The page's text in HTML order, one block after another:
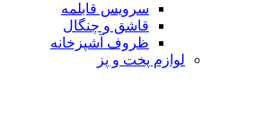
سرویس قابلمه
قاشق و چنگال
ظروف آشپزخانه
لوازم پخت و پز